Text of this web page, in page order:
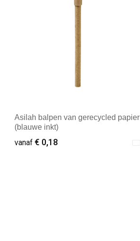
Asilah balpen van gerecycled papier
(blauwe inkt)
vanaf€ 0,18